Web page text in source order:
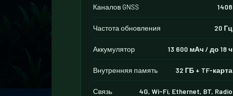
Каналов GNSS 1408
Частота обновления 20 Гц
Аккумулятор 13 600 мАч / до 18 ч
Внутренняя память 32 ГБ + TF-карта
Связь 4G, Wi-Fi, Ethernet, BT, Radio